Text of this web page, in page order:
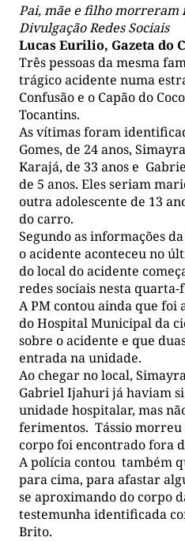
Pai, mãe e filho morreram
Divulgação Redes Sociais
Lucas Eurilio, Gazeta do
Três pessoas da mesma
trágico acidente numa
Confusão e o Capão do
Tocantins.
As vítimas foram
Gomes, de 24 anos,
Karajá, de 33 anos e
de 5 anos. Eles seriam
outra adolescente de 13
do carro.
Segundo as informações
o acidente aconteceu no
do local do acidente
redes sociais nesta quarta-
A PM contou ainda que foi
do Hospital Municipal da
sobre o acidente e que
entrada na unidade.
Ao chegar no local,
Gabriel Ijahuri já haviam
unidade hospitalar, mas
ferimentos. Tássio morreu
corpo foi encontrado fora
A polícia contou também
para cima, para afastar
se aproximando do corpo
testemunha identificada
Brito.